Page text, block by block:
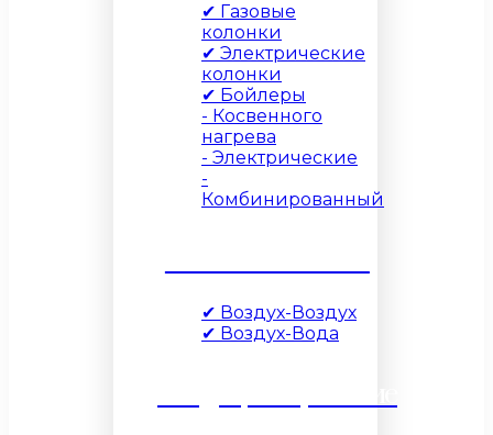
✔ Газовые
колонки
✔ Электрические
колонки
✔ Бойлеры
- Косвенного
нагрева
- Электрические
-
Комбинированный
✔ Воздух-Воздух
✔ Воздух-Вода